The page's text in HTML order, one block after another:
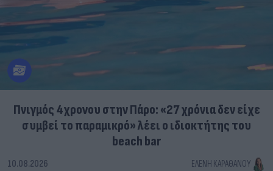
Πνιγμός 4χρονου στην Πάρο: «27 χρόνια δεν είχε
συμβεί το παραμικρό» λέει ο ιδιοκτήτης του
beach bar
10.08.2026 ΕΛΈΝΗ ΚΑΡΑΘΆΝΟΥ